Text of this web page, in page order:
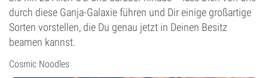
durch diese Ganja-Galaxie führen und Dir einige großartige
Sorten vorstellen, die Du genau jetzt in Deinen Besitz
beamen kannst.
Cosmic Noodles